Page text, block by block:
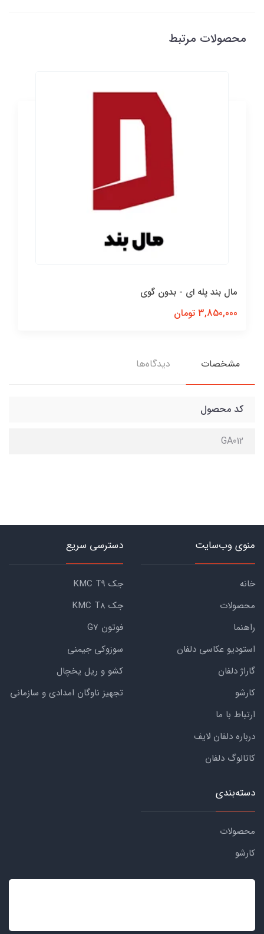
محصولات مرتبط
مال بند پله اي - بدون گوی
3,850,000 تومان
مشخصات دیدگاه‌ها
کد محصول
GA012
منوی وب‌سایت
خانه
محصولات
راهنما
استودیو عکاسی دلفان
گاراژ دلفان
کارشو
ارتباط با ما
درباره دلفان لایف
کاتالوگ دلفان
دسترسی سریع
جک KMC T9
جک KMC T8
فوتون G7
سوزوکی جیمنی
کشو و ریل یخچال
تجهیز ناوگان امدادی و سازمانی
دسته‌بندی
محصولات
کارشو